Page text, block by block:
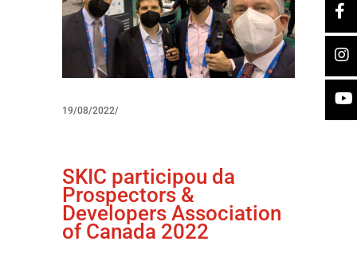
19/08/2022/
SKIC participou da
Prospectors &
Developers Association
of Canada 2022